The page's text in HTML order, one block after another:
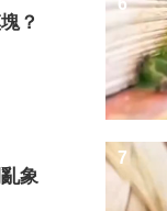
？
象
6
7